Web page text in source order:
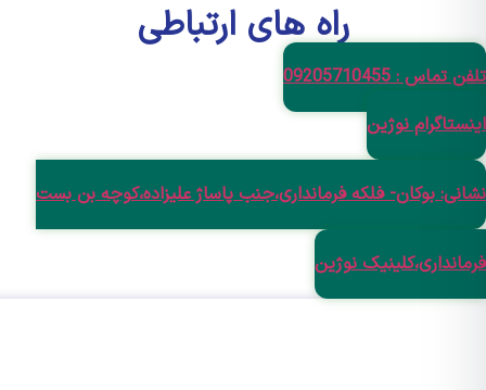
راه های ارتباطی
: 09205710455
نوژین
بوکان- فلکه فرمانداری،جنب پاساژ علیزاده،کوچه بن بست
نوژین